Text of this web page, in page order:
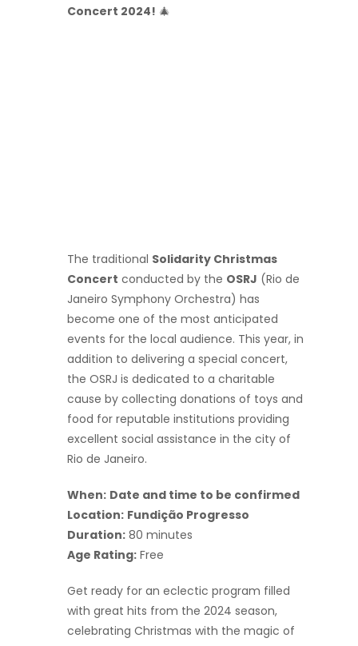
Concert 2024! 🎄
The traditional Solidarity Christmas
Concert conducted by the OSRJ (Rio de
Janeiro Symphony Orchestra) has
become one of the most anticipated
events for the local audience. This year, in
addition to delivering a special concert,
the OSRJ is dedicated to a charitable
cause by collecting donations of toys and
food for reputable institutions providing
excellent social assistance in the city of
Rio de Janeiro.
When: Date and time to be confirmed
Location: Fundição Progresso
Duration: 80 minutes
Age Rating: Free
Get ready for an eclectic program filled
with great hits from the 2024 season,
celebrating Christmas with the magic of